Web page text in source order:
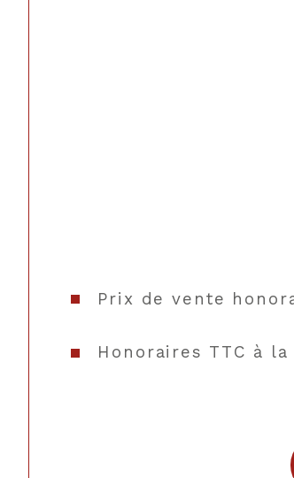
Prix de vente
Honoraires TTC à